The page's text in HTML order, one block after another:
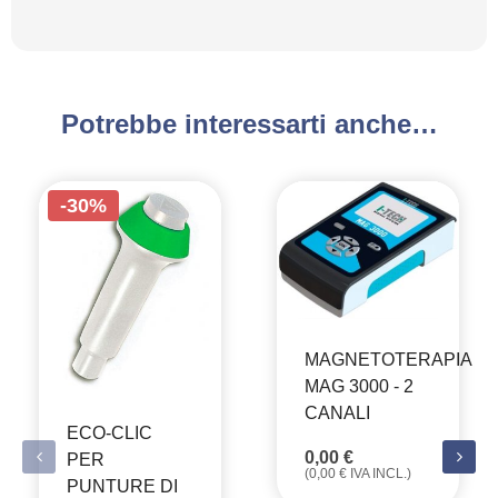
Potrebbe interessarti anche…
-30%
ECO-CLIC
PER
PUNTURE DI
MAGNETOTERAPIA
MAG 3000 - 2
CANALI
0,00 €
(0,00 € IVA INCL.)